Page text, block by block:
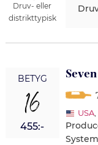
Druv- eller
distrikttypisk
BETYG
16
455:-
USA,